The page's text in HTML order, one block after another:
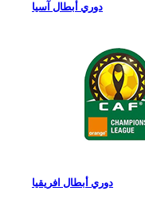
دوري أبطال آسيا
دوري أبطال افريقيا